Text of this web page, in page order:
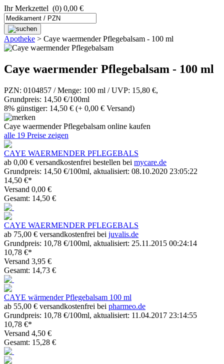
Ihr Merkzettel (0) 0,00 €
Apotheke > Caye waermender Pflegebalsam - 100 ml
Caye waermender Pflegebalsam - 100 ml
PZN: 0104857 / Menge: 100 ml / UVP: 15,80 €,
Grundpreis: 14,50 €/100ml
8% günstiger: 14,50 € (+ 0,00 € Versand)
Caye waermender Pflegebalsam online kaufen
alle 19 Preise zeigen
CAYE WAERMENDER PFLEGEBALS
ab 0,00 € versandkostenfrei bestellen bei mycare.de
Grundpreis: 14,50 €/100ml, aktualisiert: 08.10.2020 23:05:22
14,50 €*
Versand 0,00 €
Gesamt: 14,50 €
CAYE WAERMENDER PFLEGEBALS
ab 75,00 € versandkostenfrei bei juvalis.de
Grundpreis: 10,78 €/100ml, aktualisiert: 25.11.2015 00:24:14
10,78 €*
Versand 3,95 €
Gesamt: 14,73 €
CAYE wärmender Pflegebalsam 100 ml
ab 55,00 € versandkostenfrei bei pharmeo.de
Grundpreis: 10,78 €/100ml, aktualisiert: 11.04.2017 23:14:55
10,78 €*
Versand 4,50 €
Gesamt: 15,28 €